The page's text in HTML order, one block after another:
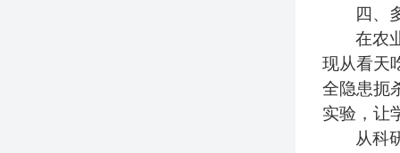
四、
在农
现从看天
全隐患扼
实验，让
从科